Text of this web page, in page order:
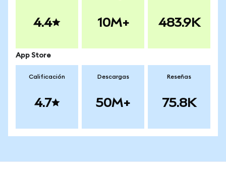
4.4 10M+ 483.9K
App Store
Calificación
4.7
Descargas
50M+
Reseñas
75.8K